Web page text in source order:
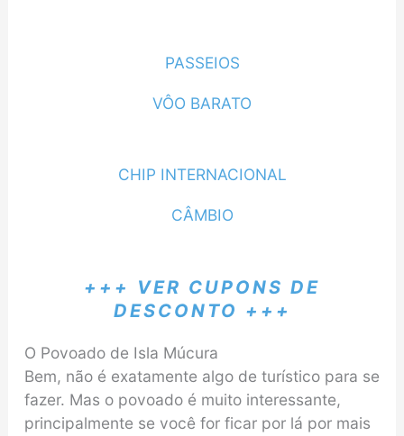
PASSEIOS
VÔO BARATO
CHIP INTERNACIONAL
CÂMBIO
+++ VER CUPONS DE
DESCONTO +++
O Povoado de Isla Múcura
Bem, não é exatamente algo de turístico para se
fazer. Mas o povoado é muito interessante,
principalmente se você for ficar por lá por mais